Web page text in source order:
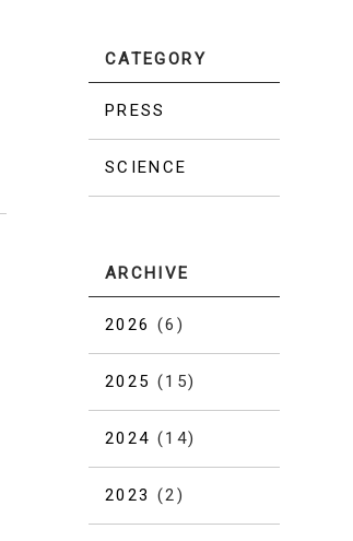
CATEGORY
PRESS
SCIENCE
ARCHIVE
2026 (6)
2025 (15)
2024 (14)
2023 (2)